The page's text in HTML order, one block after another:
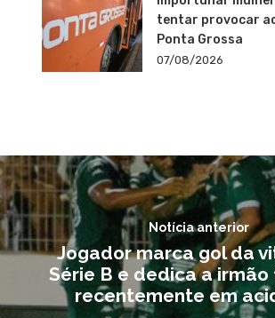
tentar provocar
Ponta Grossa
07/08/2026
Notícia anterior
Jogador marca gol da
Série B e dedica a
recentemente em